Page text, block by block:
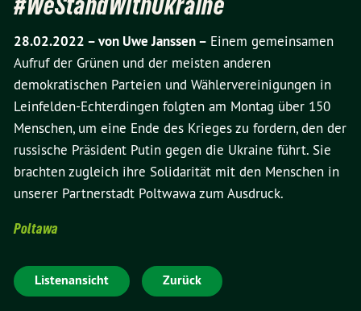
28.02.2022 –von Uwe Janssen – Einem gemeinsamen
Aufruf der Grünen und der meisten anderen
demokratischen Parteien und Wählervereinigungen in
Leinfelden-Echterdingen folgten am Montag über 150
Menschen, um eine Ende des Krieges zu fordern, den der
russische Präsident Putin gegen die Ukraine führt. Sie
brachten zugleich ihre Solidarität mit den Menschen in
unserer Partnerstadt Poltwawa zum Ausdruck.
Poltawa
Listenansicht Zurück